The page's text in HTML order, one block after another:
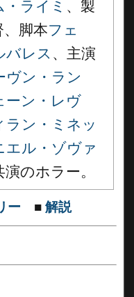
・ライミ 、製
、脚本フェ
バレス 、主演
ヴン・ラン
ーン・レヴ
ラン・ミネッ
エル・ゾヴァ
演のホラー。
ー ■ 解説